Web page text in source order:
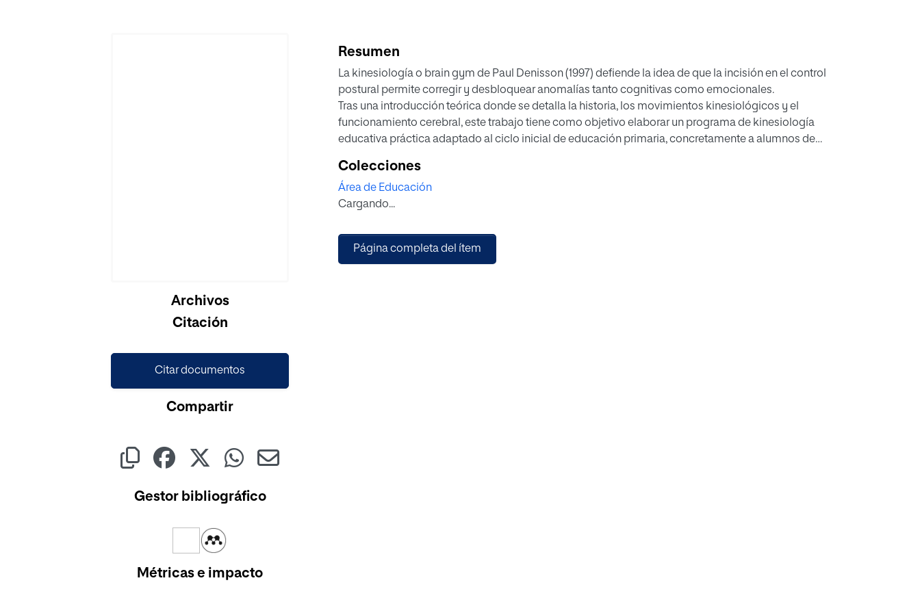
Archivos
Citación
Citar documentos
Compartir
Gestor bibliográfico
Métricas e impacto
Resumen
La kinesiología o brain gym de Paul Denisson (1997) defiende la idea de que la incisión en el control
postural permite corregir y desbloquear anomalías tanto cognitivas como emocionales.
Tras una introducción teórica donde se detalla la historia, los movimientos kinesiológicos y el
funcionamiento cerebral, este trabajo tiene como objetivo elaborar un programa de kinesiología
educativa práctica adaptado al ciclo inicial de educación primaria, concretamente a alumnos de
alcanzar el objetivo está estructurada a lo largo de los tres trimestres e incluye autoevaluaciones
semanales.
Los resultados esperados serían que aquellos participantes del proyecto kinesiológico integraran de
aumentando las capacidades cognitivas tales como la atención y la memoria. Estos cambios
tendrían un impacto en su rendimiento escolar y en su autoconcepto.
Colecciones
Área de Educación
Cargando...
Página completa del ítem